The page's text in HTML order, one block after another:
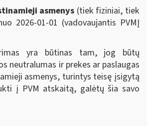
asmenys (tiek fiziniai, tiek
2026-01-01 (vadovaujantis PVMĮ
yra būtinas tam, jog būtų
neutralumas ir prekes ar paslaugas
asmenys, turintys teisę įsigytą
į PVM atskaitą, galėtų šia savo